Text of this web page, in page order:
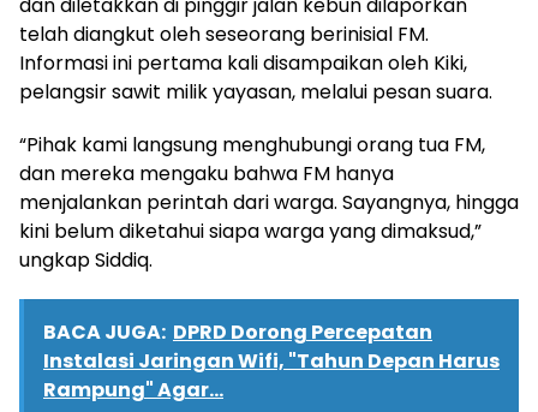
telah diangkut oleh seseorang berinisial FM.
Informasi ini pertama kali disampaikan oleh Kiki,
pelangsir sawit milik yayasan, melalui pesan suara.
“Pihak kami langsung menghubungi orang tua FM,
dan mereka mengaku bahwa FM hanya
menjalankan perintah dari warga. Sayangnya, hingga
kini belum diketahui siapa warga yang dimaksud,”
ungkap Siddiq.
BACA JUGA: DPRD Dorong Percepatan
Instalasi Jaringan Wifi, "Tahun Depan Harus
Rampung" Agar...